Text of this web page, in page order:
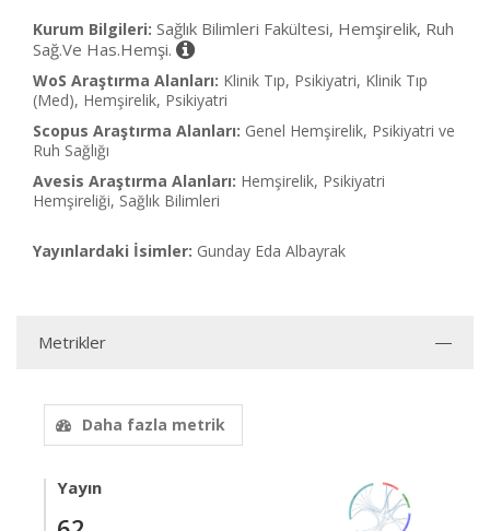
Kurum Bilgileri: Sağlık Bilimleri Fakültesi, Hemşirelik, Ruh
Sağ.Ve Has.Hemşi.
WoS Araştırma Alanları: Klinik Tıp, Psikiyatri, Klinik Tıp
(Med), Hemşirelik, Psikiyatri
Scopus Araştırma Alanları: Genel Hemşirelik, Psikiyatri ve
Ruh Sağlığı
Avesis Araştırma Alanları: Hemşirelik, Psikiyatri
Hemşireliği, Sağlık Bilimleri
Yayınlardaki İsimler: Gunday Eda Albayrak
Metrikler
Daha fazla metrik
Yayın